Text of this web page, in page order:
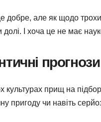
добре, але як щодо трохи
долі. І хоча це не має
прогнози
культурах прищ на
пригоду чи навіть